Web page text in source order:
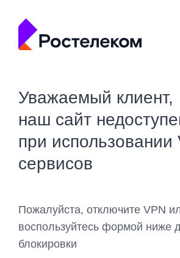
Уважаемый клиент,
наш сайт
при использовании
сервисов
Пожалуйста, отключите VPN
воспользуйтесь формой ниже
блокировки